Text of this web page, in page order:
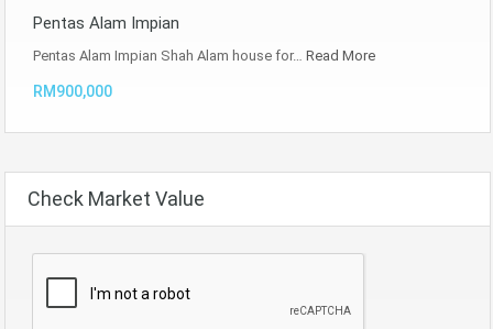
Pentas Alam Impian
Pentas Alam Impian Shah Alam house for… Read More
RM900,000
Check Market Value